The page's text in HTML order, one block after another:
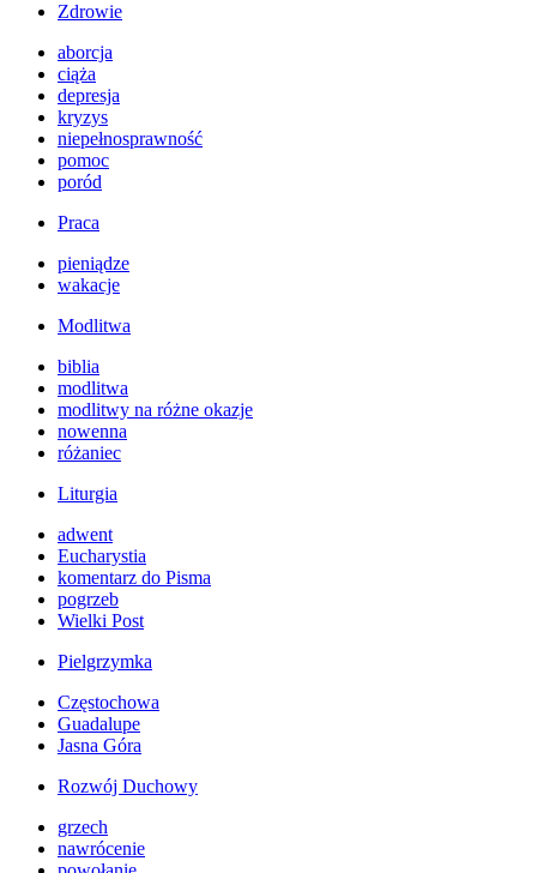
Zdrowie
aborcja
ciąża
depresja
kryzys
niepełnosprawność
pomoc
poród
Praca
pieniądze
wakacje
Modlitwa
biblia
modlitwa
modlitwy na różne okazje
nowenna
różaniec
Liturgia
adwent
Eucharystia
komentarz do Pisma
pogrzeb
Wielki Post
Pielgrzymka
Częstochowa
Guadalupe
Jasna Góra
Rozwój Duchowy
grzech
nawrócenie